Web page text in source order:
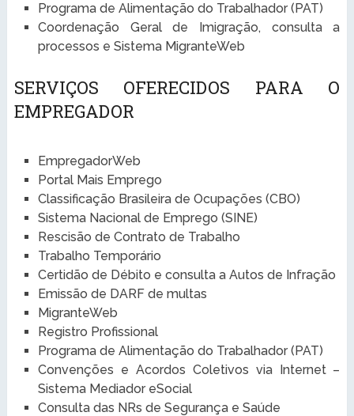
Programa de Alimentação do Trabalhador (PAT)
Coordenação Geral de Imigração, consulta a
processos e Sistema MigranteWeb
SERVIÇOS OFERECIDOS PARA O
EMPREGADOR
EmpregadorWeb
Portal Mais Emprego
Classificação Brasileira de Ocupações (CBO)
Sistema Nacional de Emprego (SINE)
Rescisão de Contrato de Trabalho
Trabalho Temporário
Certidão de Débito e consulta a Autos de Infração
Emissão de DARF de multas
MigranteWeb
Registro Profissional
Programa de Alimentação do Trabalhador (PAT)
Convenções e Acordos Coletivos via Internet –
Sistema Mediador eSocial
Consulta das NRs de Segurança e Saúde